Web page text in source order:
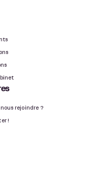
nous rejoindre ?
!